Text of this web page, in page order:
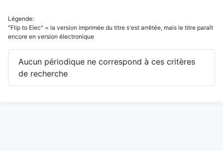
Légende:
"Flip to Elec" = la version imprimée du titre s'est arrêtée, mais le titre paraît
encore en version électronique
Aucun périodique ne correspond à ces critères
de recherche